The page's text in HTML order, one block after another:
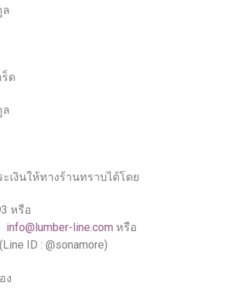
ด
เงินให้ทางร้านทราบได้โดย
หรือ
info@lumber-line.com หรือ
ID : @sonamore)
ง